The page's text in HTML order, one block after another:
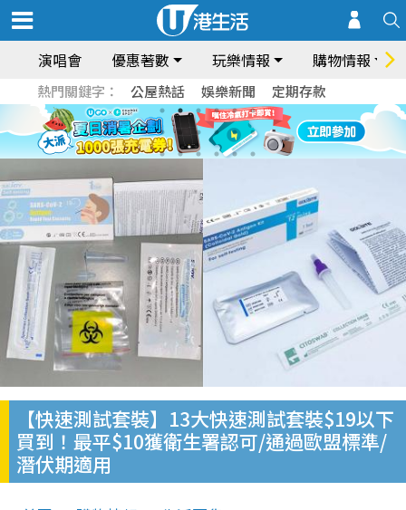
演唱會 優惠著數 玩樂情報 購物情報
熱門關鍵字： 公屋熱話 娛樂新聞 定期存款
【快速測試套裝】13大快速測試套裝$19以下
買到！最平$10獲衛生署認可/通過歐盟標準/
潛伏期適用